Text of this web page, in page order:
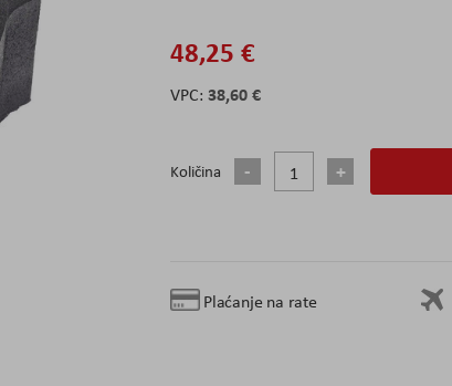
48,25 €
38,60 €
Količina
Plaćanje na rate